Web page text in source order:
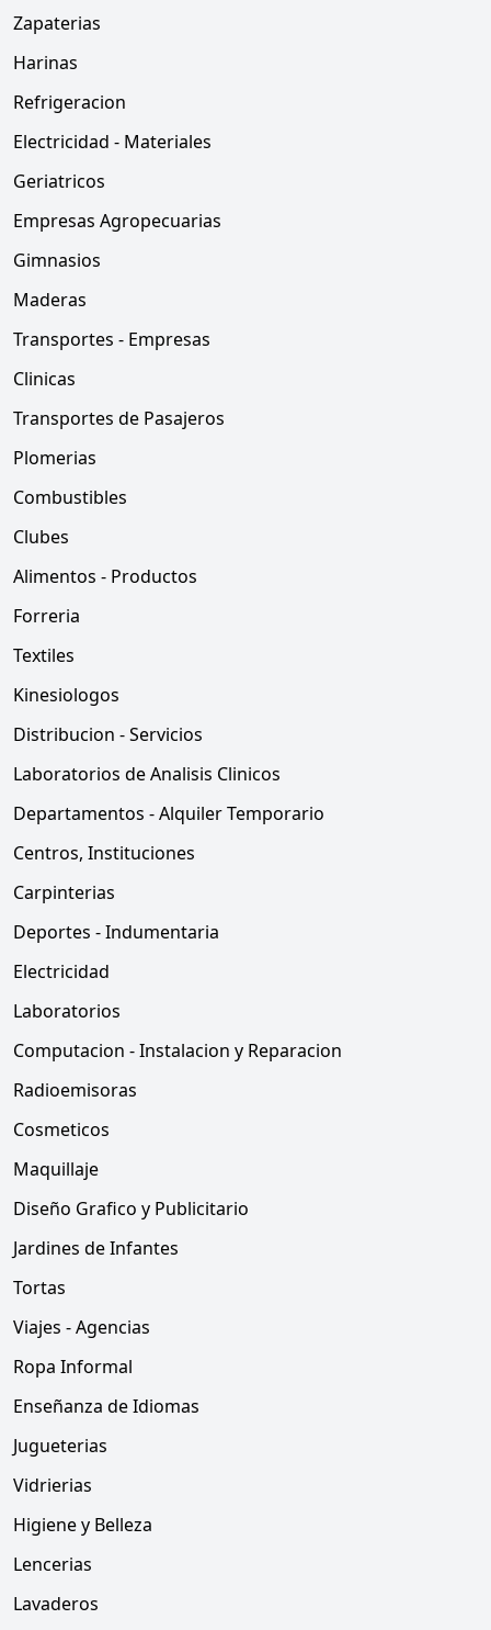
Zapaterias
Harinas
Refrigeracion
Electricidad - Materiales
Geriatricos
Empresas Agropecuarias
Gimnasios
Maderas
Transportes - Empresas
Clinicas
Transportes de Pasajeros
Plomerias
Combustibles
Clubes
Alimentos - Productos
Forreria
Textiles
Kinesiologos
Distribucion - Servicios
Laboratorios de Analisis Clinicos
Departamentos - Alquiler Temporario
Centros, Instituciones
Carpinterias
Deportes - Indumentaria
Electricidad
Laboratorios
Computacion - Instalacion y Reparacion
Radioemisoras
Cosmeticos
Maquillaje
Diseño Grafico y Publicitario
Jardines de Infantes
Tortas
Viajes - Agencias
Ropa Informal
Enseñanza de Idiomas
Jugueterias
Vidrierias
Higiene y Belleza
Lencerias
Lavaderos